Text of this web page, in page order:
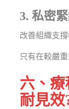
3. 私密
改善組織支撐
只有在較嚴
六、
耐見效